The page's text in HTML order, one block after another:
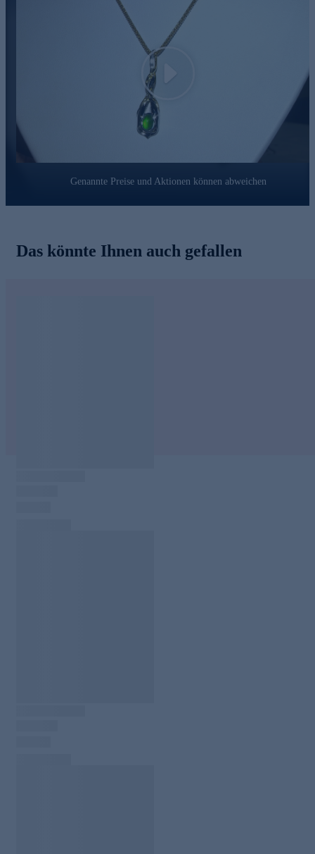
auf Konformität mit den Bestimmungen der Schweizer
Edelmetallkontrollgesetzgebung. Auslieferung mit Zertifikat.
Sichern Sie sich diesen Traum von einem Anhänger noch
heute bequem und sicher online.
Play
Genannte Preise und Aktionen können abweichen
Das könnte Ihnen auch gefallen